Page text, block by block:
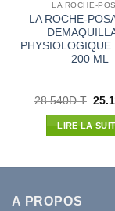
LA ROCHE-
LA ROCHE-
PHYSIOLOGIQUE
200 ML
28.540D.T Le
LIRE LA
A PROPOS